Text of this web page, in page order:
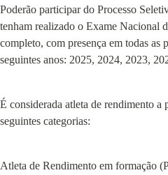
Poderão participar do Processo
tenham realizado o Exame Nacional
completo, com presença em todas as
seguintes anos: 2025, 2024, 2023,
É considerada atleta de rendimento a
seguintes categorias:
Atleta de Rendimento em formação